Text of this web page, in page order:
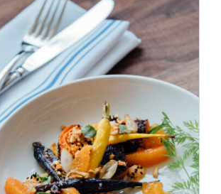
ADD TO CART / DÉTAILS